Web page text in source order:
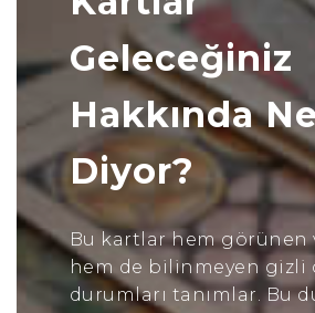
Geleceğiniz
Hakkında
Diyor?
Bu kartlar hem görünen
hem de bilinmeyen gizli
durumları tanımlar. Bu